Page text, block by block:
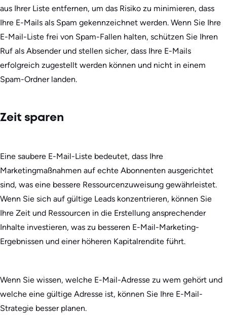
aus Ihrer Liste entfernen, um das Risiko zu minimieren, dass
Ihre E-Mails als Spam gekennzeichnet werden. Wenn Sie Ihre
E-Mail-Liste frei von Spam-Fallen halten, schützen Sie Ihren
Ruf als Absender und stellen sicher, dass Ihre E-Mails
erfolgreich zugestellt werden können und nicht in einem
Spam-Ordner landen.
Zeit sparen
Eine saubere E-Mail-Liste bedeutet, dass Ihre
Marketingmaßnahmen auf echte Abonnenten ausgerichtet
sind, was eine bessere Ressourcenzuweisung gewährleistet.
Wenn Sie sich auf gültige Leads konzentrieren, können Sie
Ihre Zeit und Ressourcen in die Erstellung ansprechender
Inhalte investieren, was zu besseren E-Mail-Marketing-
Ergebnissen und einer höheren Kapitalrendite führt.
Wenn Sie wissen, welche E-Mail-Adresse zu wem gehört und
welche eine gültige Adresse ist, können Sie Ihre E-Mail-
Strategie besser planen.